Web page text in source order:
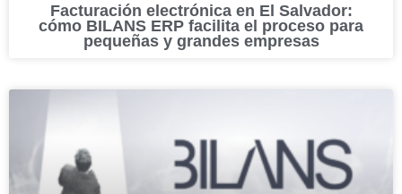
Facturación electrónica en El Salvador:
cómo BILANS ERP facilita el proceso para
pequeñas y grandes empresas